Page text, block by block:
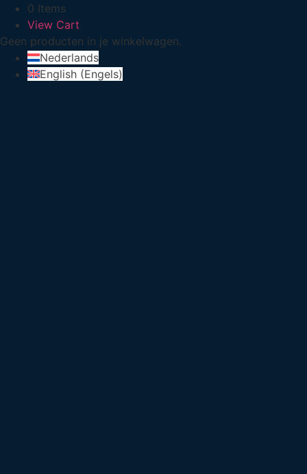
0 Items
View Cart
Geen producten in je winkelwagen.
Nederlands
English (Engels)